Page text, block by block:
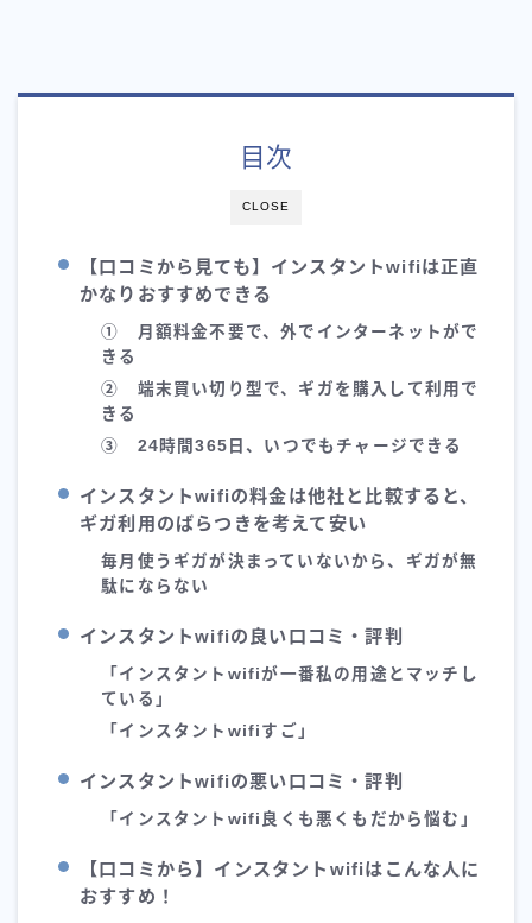
CLOSE
目次
【口コミから見ても】インスタントwifiは正直
かなりおすすめできる
① 月額料金不要で、外でインターネットがで
きる
② 端末買い切り型で、ギガを購入して利用で
きる
③ 24時間365日、いつでもチャージできる
インスタントwifiの料金は他社と比較すると、
ギガ利用のばらつきを考えて安い
毎月使うギガが決まっていないから、ギガが無
駄にならない
インスタントwifiの良い口コミ・評判
「インスタントwifiが一番私の用途とマッチし
ている」
「インスタントwifiすご」
インスタントwifiの悪い口コミ・評判
「インスタントwifi良くも悪くもだから悩む」
【口コミから】インスタントwifiはこんな人に
おすすめ！